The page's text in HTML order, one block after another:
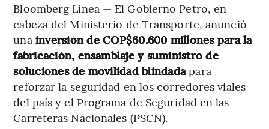
Bloomberg Línea — El Gobierno Petro, en
cabeza del Ministerio de Transporte, anunció
unainversión de COP$60.600 millones para la
fabricación, ensamblaje y suministro de
soluciones de movilidad blindadapara
reforzar la seguridad en los corredores viales
del país y el Programa de Seguridad en las
Carreteras Nacionales (PSCN).